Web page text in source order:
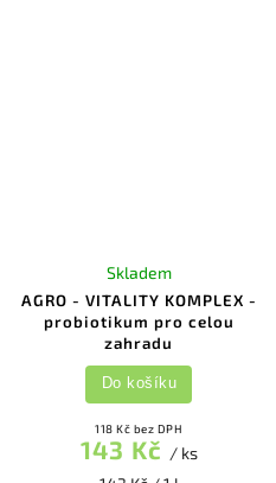
AGRO - VITALITY KOMPLEX -
probiotikum pro celou
zahradu
Skladem
118 Kč bez DPH
143 Kč / ks
Do košíku